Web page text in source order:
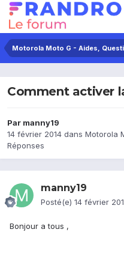
Motorola Moto G - Aides,
Comment activer
Par manny19
14 février 2014 dans Motorola
Réponses
manny19
Posté(e) 14 février
Bonjour a tous ,